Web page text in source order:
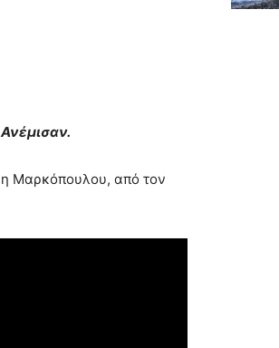
Μαρκόπουλου, από τον